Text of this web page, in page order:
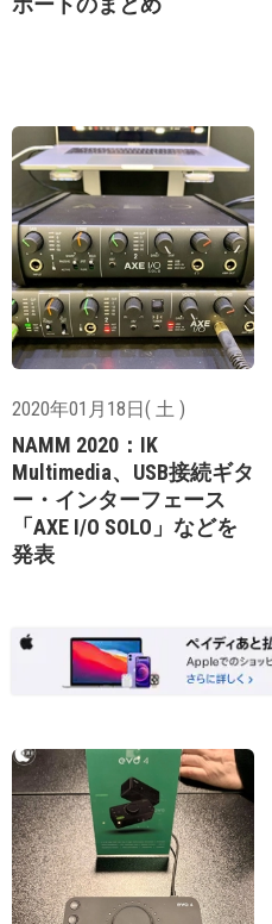
2020年01月18日( 土 )
NAMM 2020：IK
Multimedia、USB接続ギタ
ー・インターフェース
「AXE I/O SOLO」などを
発表